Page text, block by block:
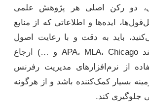
دو رکن اصلی هر پژوهش علمی
ایده‌ها و اطلاعاتی که از منابع
باید به دقت و با رعایت اصول
رفرنس‌دهی (مانند APA، MLA، Chicago و …) ارجاع
از نرم‌افزارهای مدیریت رفرنس
بسیار کمک‌کننده باشد و از هرگونه
جلوگیری کند.